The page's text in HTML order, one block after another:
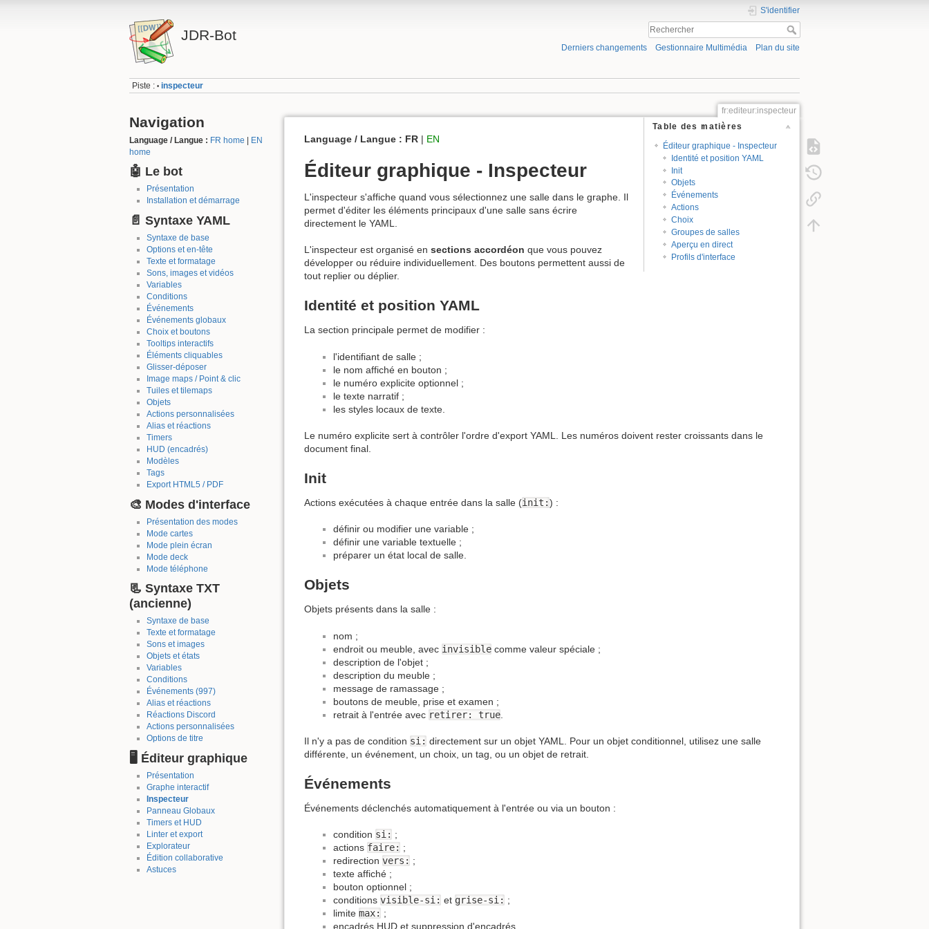
JDR-Bot
S'identifier
Derniers changements Gestionnaire Multimédia Plan du site
Piste : • inspecteur
Navigation
Language / Langue : FR home | EN
home
🤖 Le bot
Présentation
Installation et démarrage
📄 Syntaxe YAML
Syntaxe de base
Options et en-tête
Texte et formatage
Sons, images et vidéos
Variables
Conditions
Événements
Événements globaux
Choix et boutons
Tooltips interactifs
Éléments cliquables
Glisser-déposer
Image maps / Point & clic
Tuiles et tilemaps
Objets
Actions personnalisées
Alias et réactions
Timers
HUD (encadrés)
Modèles
Tags
Export HTML5 / PDF
🎨 Modes d'interface
Présentation des modes
Mode cartes
Mode plein écran
Mode deck
Mode téléphone
📃 Syntaxe TXT
(ancienne)
Syntaxe de base
Texte et formatage
Sons et images
Objets et états
Variables
Conditions
Événements (997)
Alias et réactions
Réactions Discord
Actions personnalisées
Options de titre
🖥️ Éditeur graphique
Présentation
Graphe interactif
Inspecteur
Panneau Globaux
Timers et HUD
Linter et export
Explorateur
Édition collaborative
Astuces
fr:editeur:inspecteur
Table des matières
Éditeur graphique - Inspecteur
Identité et position YAML
Init
Objets
Événements
Actions
Choix
Groupes de salles
Aperçu en direct
Profils d'interface
Language / Langue : FR | EN
Éditeur graphique - Inspecteur
L'inspecteur s'affiche quand vous sélectionnez une salle dans le graphe. Il
permet d'éditer les éléments principaux d'une salle sans écrire
directement le YAML.
L'inspecteur est organisé en sections accordéon que vous pouvez
développer ou réduire individuellement. Des boutons permettent aussi de
tout replier ou déplier.
Identité et position YAML
La section principale permet de modifier :
l'identifiant de salle ;
le nom affiché en bouton ;
le numéro explicite optionnel ;
le texte narratif ;
les styles locaux de texte.
Le numéro explicite sert à contrôler l'ordre d'export YAML. Les numéros doivent rester croissants dans le
document final.
Init
Actions exécutées à chaque entrée dans la salle (init:) :
définir ou modifier une variable ;
définir une variable textuelle ;
préparer un état local de salle.
Objets
Objets présents dans la salle :
nom ;
endroit ou meuble, avec invisible comme valeur spéciale ;
description de l'objet ;
description du meuble ;
message de ramassage ;
boutons de meuble, prise et examen ;
retrait à l'entrée avec retirer: true
Il n'y a pas de condition si: directement sur un objet YAML. Pour un objet conditionnel, utilisez une salle
différente, un événement, un choix, un tag, ou un objet de retrait.
Événements
Événements déclenchés automatiquement à l'entrée ou via un bouton :
condition si: ;
actions faire: ;
redirection vers: ;
texte affiché ;
bouton optionnel ;
conditions visible-si: et grise-si: ;
limite max: ;
encadrés HUD et suppression d'encadrés.